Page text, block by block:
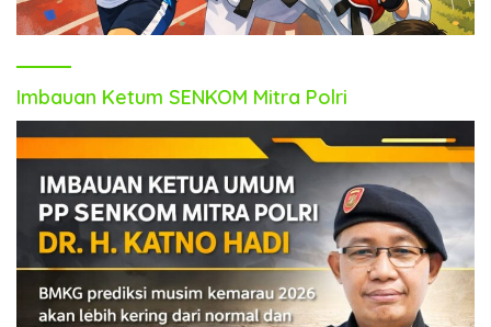
Imbauan Ketum SENKOM Mitra Polri